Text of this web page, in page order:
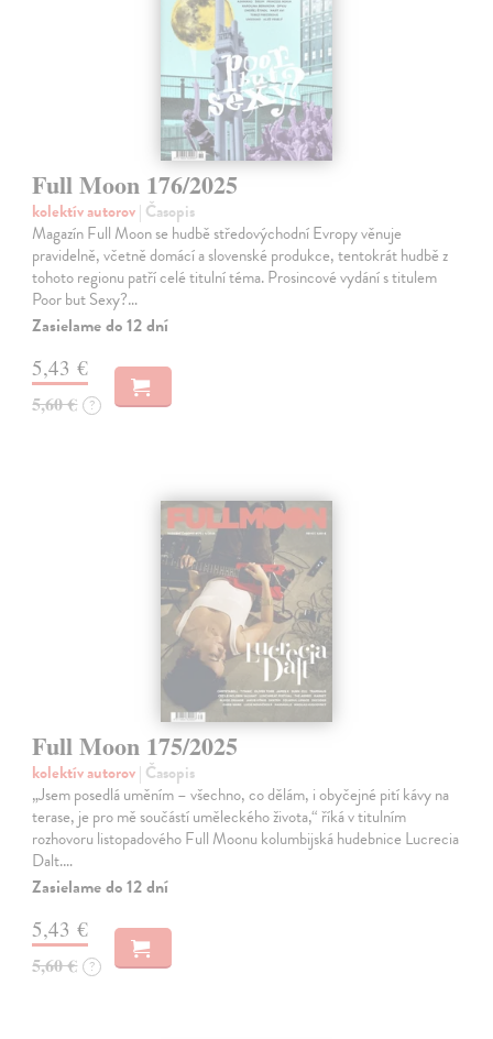
Full Moon 176/2025
kolektív autorov| Časopis
Magazín Full Moon se hudbě středovýchodní Evropy věnuje
pravidelně, včetně domácí a slovenské produkce, tentokrát hudbě z
tohoto regionu patří celé titulní téma. Prosincové vydání s titulem
Poor but Sexy?…
Zasielame do 12 dní
5,43 €
5,60 € ?
Full Moon 175/2025
kolektív autorov| Časopis
„Jsem posedlá uměním – všechno, co dělám, i obyčejné pití kávy na
terase, je pro mě součástí uměleckého života,“ říká v titulním
rozhovoru listopadového Full Moonu kolumbijská hudebnice Lucrecia
Dalt.…
Zasielame do 12 dní
5,43 €
5,60 € ?